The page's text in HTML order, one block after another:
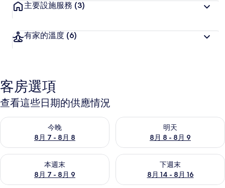
主要設施服務 (3)
有家的溫度 (6)
客房選項
查看這些日期的供應情況
今晚
8月 7 - 8月 8
查看今晚 (8月 7 - 8月 8) 的供應情況
明天
8月 8 - 8月 9
查看明天 (8月 8 - 8月 9) 的供
本週末
8月 7 - 8月 9
查看本週末 (8月 7 - 8月 9) 的供應情況
下週末
8月 14 - 8月 16
查看下週末 (8月 14 - 8月 16)